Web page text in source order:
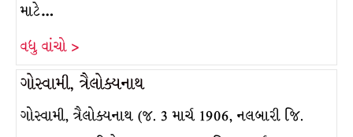
માટે…
વધુ વાંચો >
ગોસ્વામી, ત્રૈલોક્યનાથ
ગોસ્વામી, ત્રૈલોક્યનાથ (જ. 3 માર્ચ 1906, નલબારી જિ.